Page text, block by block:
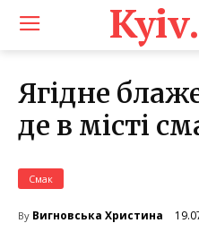
Ягідне
де в місті
Смак
By Вигновська Христина